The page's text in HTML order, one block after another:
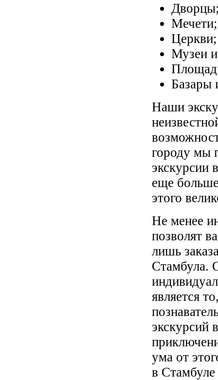
Мечети;
Церкви;
Музеи и
Базары
Наши
городу мы
экскурсии
еще
этого
Не менее
позволят
лишь
Стамбула.
является
экскурсий
ума от
в Стамбуле